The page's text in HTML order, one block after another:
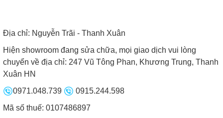
nhanh và an toàn khi sử dụng.
Mâm từ:Sử dụng mâm từ EGO cao cấp với ưu
điểm tự động nhận diện đáy nồi. Thời gian ra nhiệt
nhanh chóng rút ngắn thời gian đun nấu và tuổi họ
mâm từ cực cao lên đến 10 năm.
Địa chỉ: Nguyễn Trãi - Thanh Xuân
Hiện showroom đang sửa chữa, mọi giao dịch vui lòng
chuyển về địa chỉ: 247 Vũ Tông Phan, Khương Trung, Thanh
Xuân HN
0971.048.739
0915.244.598
Mã số thuế: 0107486897